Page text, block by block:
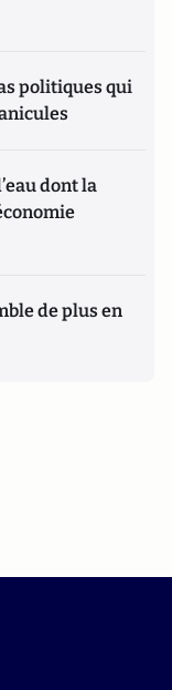
politiques qui
dont la
de plus en